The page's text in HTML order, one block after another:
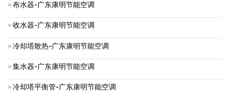
布水器-广东康明节能空调
收水器-广东康明节能空调
冷却塔散热-广东康明节能空调
集水器-广东康明节能空调
冷却塔平衡管-广东康明节能空调